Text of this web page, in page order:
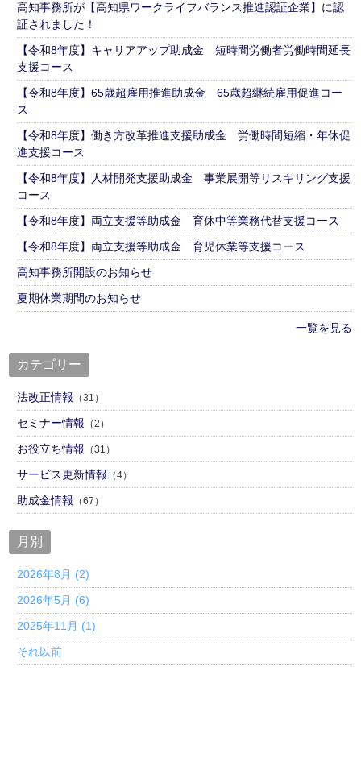
高知事務所が【高知県ワークライフバランス推進認証企業】に認
証されました！
【令和8年度】キャリアアップ助成金 短時間労働者労働時間延長
支援コース
【令和8年度】65歳超雇用推進助成金 65歳超継続雇用促進コー
ス
【令和8年度】働き方改革推進支援助成金 労働時間短縮・年休促
進支援コース
【令和8年度】人材開発支援助成金 事業展開等リスキリング支援
コース
【令和8年度】両立支援等助成金 育休中等業務代替支援コース
【令和8年度】両立支援等助成金 育児休業等支援コース
高知事務所開設のお知らせ
夏期休業期間のお知らせ
一覧を見る
カテゴリー
法改正情報 （31）
セミナー情報 （2）
お役立ち情報 （31）
サービス更新情報 （4）
助成金情報 （67）
月別
2026年8月 (2)
2026年5月 (6)
2025年11月 (1)
それ以前